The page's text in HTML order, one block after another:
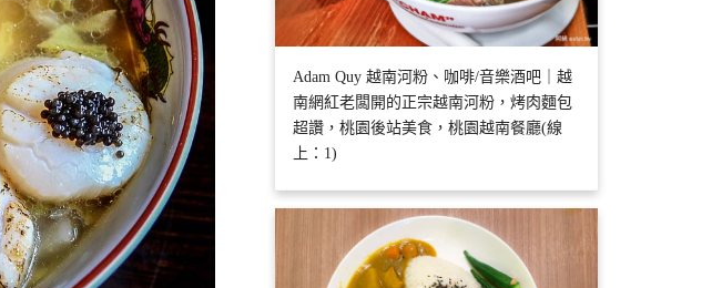
Adam Quy 越南河粉、咖啡/音樂酒吧｜越
南網紅老闆開的正宗越南河粉，烤肉麵包
超讚，桃園後站美食，桃園越南餐廳(線
上：1)